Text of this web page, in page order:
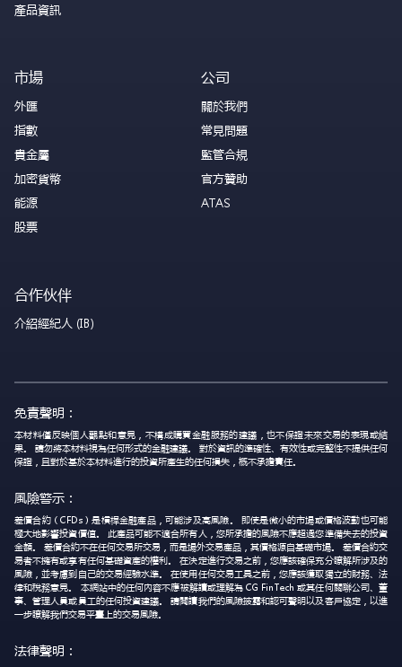
產品資訊
市場
外匯
指數
貴金屬
加密貨幣
能源
股票
公司
關於我們
常見問題
監管合規
官方贊助
ATAS
合作伙伴
介紹經紀人 (IB)
免責聲明：
本材料僅反映個人觀點和意見，不構成購買金融服務的建議，也不保證未來交易的表現或結
果。 請勿將本材料視為任何形式的金融建議。 對於資訊的準確性、有效性或完整性不提供任何
保證，且對於基於本材料進行的投資所產生的任何損失，概不承擔責任。
風險警示：
差價合約（CFDs）是槓桿金融產品，可能涉及高風險。 即使是微小的市場或價格波動也可能
極大地影響投資價值。 此產品可能不適合所有人，您所承擔的風險不應超過您準備失去的投資
金額。 差價合約不在任何交易所交易，而是場外交易產品，其價格源自基礎市場。 差價合約交
易者不擁有或享有任何基礎資產的權利。 在決定進行交易之前，您應該確保充分瞭解所涉及的
風險，並考慮到自己的交易經驗水準。 在使用任何交易工具之前，您應該獲取獨立的財務、法
律和稅務意見。 本網站中的任何內容不應被解讀或理解為 CG FinTech 或其任何關聯公司、董
事、管理人員或員工的任何投資建議。 請閱讀我們的風險披露和認可聲明以及客戶協定，以進
一步瞭解我們交易平臺上的交易風險。
法律聲明：